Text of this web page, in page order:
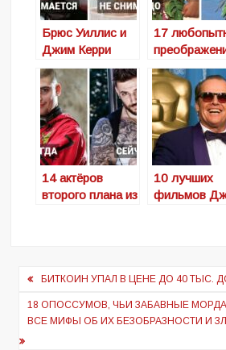
исполняется 20
лет
где их мало
видел
Брюс Уиллис и
Джим Керри
объявили о
завершении
карьеры. Кто
ещё из топовых
актёров
незаметно
пропал с
экранов
17
их, как
выглядели
диснеевские
герои, будь
другого
14 актёров
второго плана из
что это
10 лучших
фильмов
Навигация
по
записям
БИТКОИН УПАЛ В ЦЕНЕ ДО 40 ТЫС.
18 ОПОССУМОВ, ЧЬИ ЗАБАВНЫЕ
ВСЕ МИФЫ ОБ ИХ БЕЗОБРАЗНОСТИ И